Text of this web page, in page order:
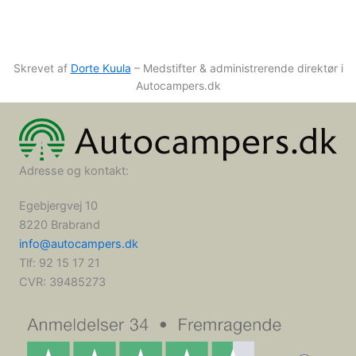
Skrevet af Dorte Kuula – Medstifter & administrerende direktør i
Autocampers.dk
Adresse og kontakt:
Egebjergvej 10
8220 Brabrand
info@autocampers.dk
Tlf: 92 15 17 21
CVR: 39485273